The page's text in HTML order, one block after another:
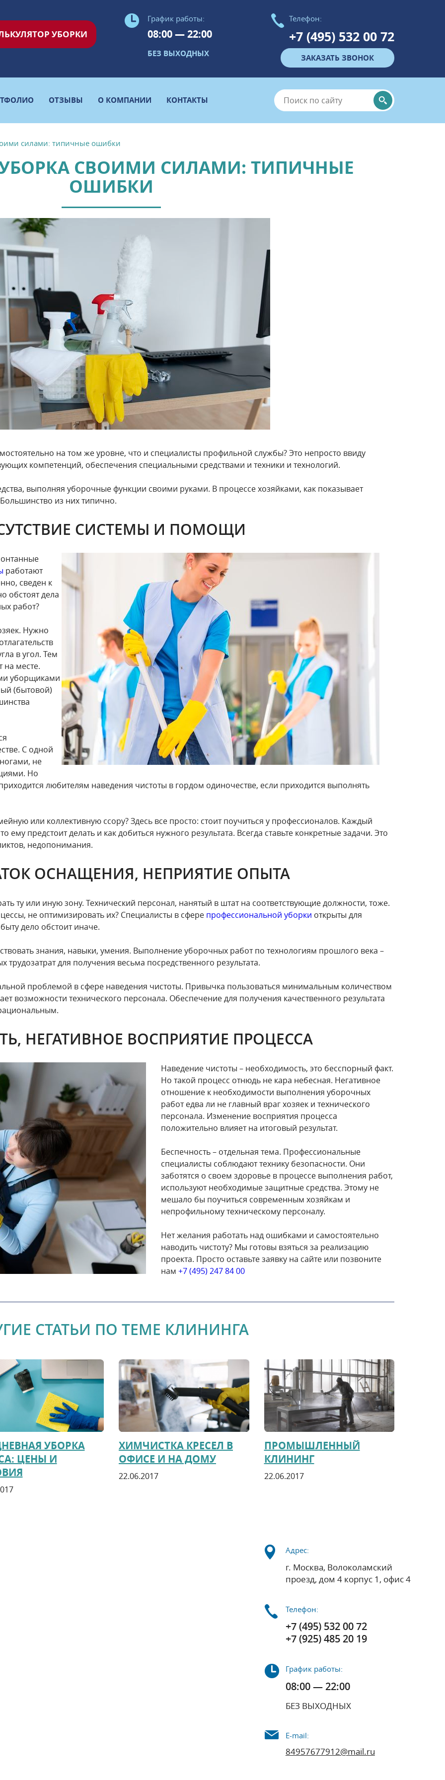
УБОРКИ
График работы:
08:00 — 22:00
БЕЗ ВЫХОДНЫХ
Телефон:
+7 (495) 532 00 72
ЗАКАЗАТЬ ЗВОНОК
ОТЗЫВЫ О КОМПАНИИ КОНТАКТЫ
силами: типичные ошибки
УБОРКА СВОИМИ СИЛАМИ: ТИПИЧНЫЕ
ОШИБКИ
на том же уровне, что и специалисты профильной службы? Это непросто ввиду
компетенций, обеспечения специальными средствами и техники и технологий.
выполняя уборочные функции своими руками. В процессе хозяйками, как показывает
из них типично.
СИСТЕМЫ И ПОМОЩИ
работают
сведен к
обстоят дела
работ?
Нужно
в угол. Тем
на месте.
уборщиками
(бытовой)
С одной
не
Но
любителям наведения чистоты в гордом одиночестве, если приходится выполнять
или коллективную ссору? Здесь все просто: стоит поучиться у профессионалов. Каждый
ему предстоит делать и как добиться нужного результата. Всегда ставьте конкретные задачи. Это
недопонимания.
ОСНАЩЕНИЯ, НЕПРИЯТИЕ ОПЫТА
ту или иную зону. Технический персонал, нанятый в штат на соответствующие должности, тоже.
не оптимизировать их? Специалисты в сфере профессиональной уборки открыты для
дело обстоит иначе.
знания, навыки, умения. Выполнение уборочных работ по технологиям прошлого века –
для получения весьма посредственного результата.
проблемой в сфере наведения чистоты. Привычка пользоваться минимальным количеством
возможности технического персонала. Обеспечение для получения качественного результата
НЕГАТИВНОЕ ВОСПРИЯТИЕ ПРОЦЕССА
Наведение чистоты – необходимость, это бесспорный факт.
Но такой процесс отнюдь не кара небесная. Негативное
отношение к необходимости выполнения уборочных
работ едва ли не главный враг хозяек и технического
персонала. Изменение восприятия процесса
положительно влияет на итоговый результат.
Беспечность – отдельная тема. Профессиональные
специалисты соблюдают технику безопасности. Они
заботятся о своем здоровье в процессе выполнения работ,
используют необходимые защитные средства. Этому не
мешало бы поучиться современным хозяйкам и
непрофильному техническому персоналу.
Нет желания работать над ошибками и самостоятельно
наводить чистоту? Мы готовы взяться за реализацию
проекта. Просто оставьте заявку на сайте или позвоните
нам +7 (495) 247 84 00
СТАТЬИ ПО ТЕМЕ КЛИНИНГА
УБОРКА
ЦЕНЫ И
ХИМЧИСТКА КРЕСЕЛ В
ОФИСЕ И НА ДОМУ
22.06.2017
ПРОМЫШЛЕННЫЙ
КЛИНИНГ
22.06.2017
Адрес:
г. Москва, Волоколамский
проезд, дом 4 корпус 1, офис 4
Телефон:
+7 (495) 532 00 72
+7 (925) 485 20 19
График работы:
08:00 — 22:00
БЕЗ ВЫХОДНЫХ
E-mail:
84957677912@mail.ru